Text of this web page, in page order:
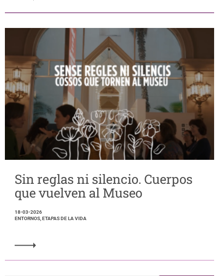
Sin reglas ni silencio. Cuerpos
que vuelven al Museo
18-03-2026
ENTORNOS, ETAPAS DE LA VIDA